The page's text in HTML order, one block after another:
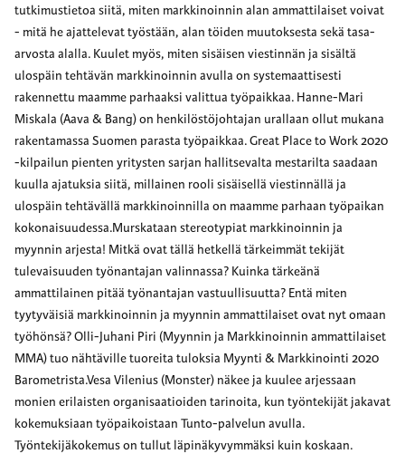
tutkimustietoa siitä, miten markkinoinnin alan ammattilaiset voivat
- mitä he ajattelevat työstään, alan töiden muutoksesta sekä tasa-
arvosta alalla. Kuulet myös, miten sisäisen viestinnän ja sisältä
ulospäin tehtävän markkinoinnin avulla on systemaattisesti
rakennettu maamme parhaaksi valittua työpaikkaa. Hanne-Mari
Miskala (Aava & Bang) on henkilöstöjohtajan urallaan ollut mukana
rakentamassa Suomen parasta työpaikkaa. Great Place to Work 2020
-kilpailun pienten yritysten sarjan hallitsevalta mestarilta saadaan
kuulla ajatuksia siitä, millainen rooli sisäisellä viestinnällä ja
ulospäin tehtävällä markkinoinnilla on maamme parhaan työpaikan
kokonaisuudessa.Murskataan stereotypiat markkinoinnin ja
myynnin arjesta! Mitkä ovat tällä hetkellä tärkeimmät tekijät
tulevaisuuden työnantajan valinnassa? Kuinka tärkeänä
ammattilainen pitää työnantajan vastuullisuutta? Entä miten
tyytyväisiä markkinoinnin ja myynnin ammattilaiset ovat nyt omaan
työhönsä? Olli-Juhani Piri (Myynnin ja Markkinoinnin ammattilaiset
MMA) tuo nähtäville tuoreita tuloksia Myynti & Markkinointi 2020
Barometrista.Vesa Vilenius (Monster) näkee ja kuulee arjessaan
monien erilaisten organisaatioiden tarinoita, kun työntekijät jakavat
kokemuksiaan työpaikoistaan Tunto-palvelun avulla.
Työntekijäkokemus on tullut läpinäkyvymmäksi kuin koskaan.